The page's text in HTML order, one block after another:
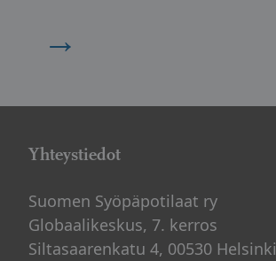
→
Yhteystiedot
Suomen Syöpäpotilaat ry
Globaalikeskus, 7. kerros
Siltasaarenkatu 4, 00530 Helsinki